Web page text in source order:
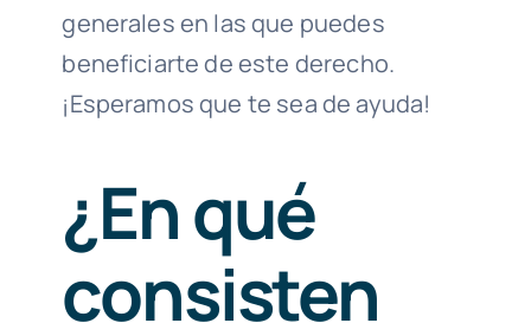
generales en las que puedes
beneficiarte de este derecho.
¡Esperamos que te sea de ayuda!
¿En qué
consisten